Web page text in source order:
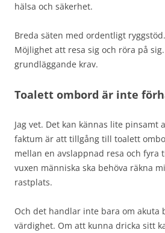
hälsa och säkerhet.
Breda säten med ordentligt
Möjlighet att resa sig och röra på
grundläggande krav.
Toalett ombord är inte
Jag vet. Det kan kännas lite pinsamt
faktum är att tillgång till toalett
mellan en avslappnad resa och fyra
vuxen människa ska behöva räkna
rastplats.
Och det handlar inte bara om akuta
värdighet. Om att kunna dricka sitt